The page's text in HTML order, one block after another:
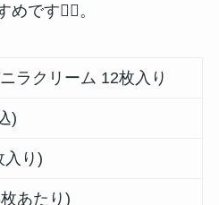
です🙆‍♀️。
ラクリーム 12枚入り
)
入り)
あたり)